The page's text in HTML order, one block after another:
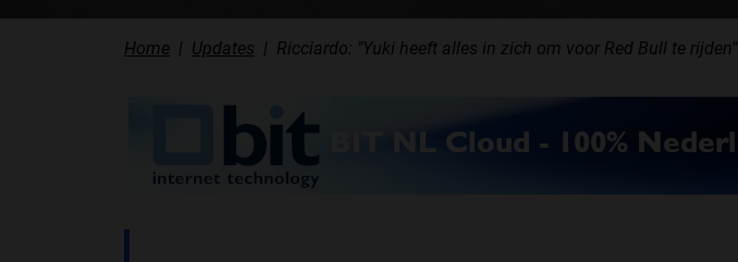
Home Updates Ricciardo: "Yuki heeft alles in zich om voor Red Bull te rijden"